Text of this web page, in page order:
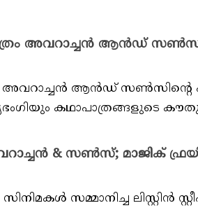
അവറാച്ചൻ ആൻഡ്
അവറാച്ചൻ ആൻഡ് സൺസിന്റെ
കഥാപാത്രങ്ങളുടെ
& സൺസ്; മാജിക്
സമ്മാനിച്ച ലിസ്റ്റിൻ